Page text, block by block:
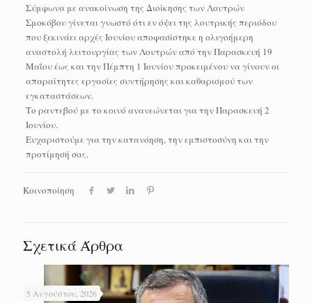
Σύμφωνα με ανακοίνωση της Διοίκησης των Λουτρών
Σμοκόβου γίνεται γνωστό ότι εν όψει της λουτρικής περιόδου
που ξεκινάει αρχές Ιουνίου αποφασίστηκε η ολιγοήμερη
αναστολή λειτουργίας των Λουτρών από την Παρασκευή 19
Μαΐου έως και την Πέμπτη 1 Ιουνίου προκειμένου να γίνουν οι
απαραίτητες εργασίες συντήρησης και καθαρισμού των
εγκαταστάσεων.
Το ραντεβού με το κοινό ανανεώνεται για την Παρασκευή 2
Ιουνίου.
Ευχαριστούμε για την κατανόηση, την εμπιστοσύνη και την
προτίμησή σας.
Κοινοποίηση
Σχετικά Άρθρα
5 Αυγούστου, 2026